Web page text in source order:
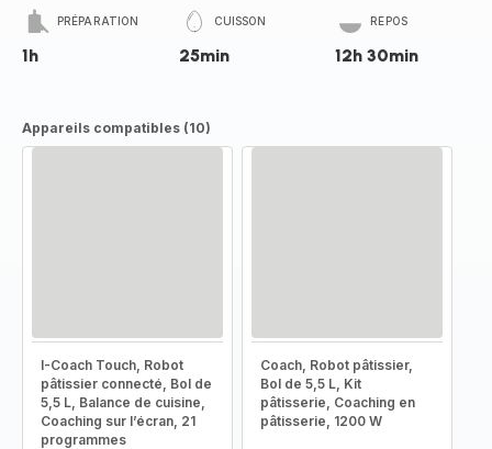
PRÉPARATION
1h
CUISSON
25min
REPOS
12h 30min
Appareils compatibles (10)
I-Coach Touch, Robot
pâtissier connecté, Bol de
5,5 L, Balance de cuisine,
Coaching sur l’écran, 21
programmes
Coach, Robot pâtissier,
Bol de 5,5 L, Kit
pâtisserie, Coaching en
pâtisserie, 1200 W